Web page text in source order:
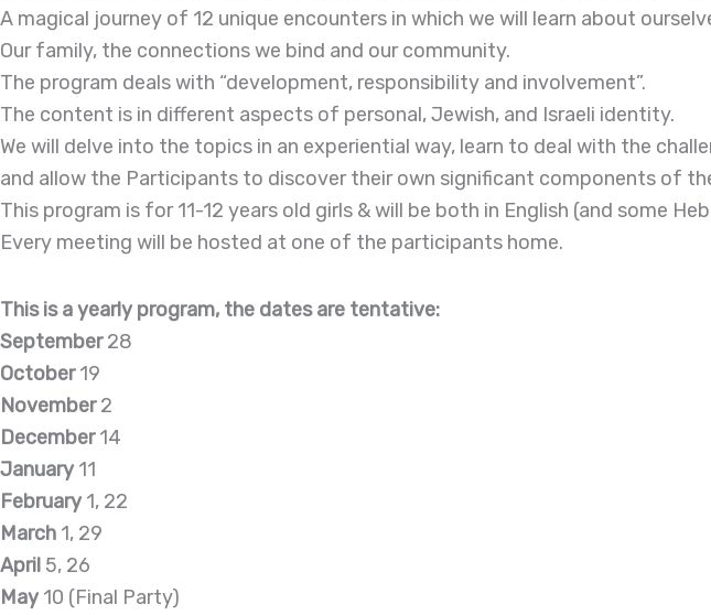
A magical journey of 12 unique encounters in which we will learn about
Our family, the connections we bind and our community.
The program deals with “development, responsibility and involvement”.
The content is in different aspects of personal, Jewish, and Israeli identity.
We will delve into the topics in an experiential way, learn to deal with the
and allow the Participants to discover their own significant components of
This program is for 11-12 years old girls & will be both in English (and some
Every meeting will be hosted at one of the participants home.
This is a yearly program, the dates are tentative:
September28
October19
November2
December14
January 11
February 1, 22
March 1, 29
April 5, 26
May 10 (Final Party)